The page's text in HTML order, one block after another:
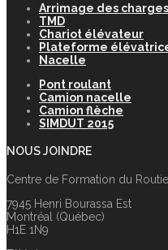
Arrimage des charges
TMD
Chariot élévateur
Plateforme
Nacelle
Pont roulant
Camion nacelle
Camion flèche
SIMDUT 2015
NOUS JOINDRE
Centre de Formation du
7945 Henri Bourassa Est
Montréal (Québec)
H1E 1N9